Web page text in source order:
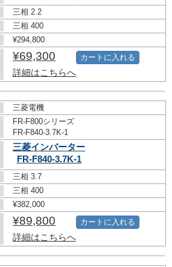
三相 2.2
三相 400
¥294,800
¥69,300
詳細はこちらへ
カートに入れる
三菱電機
FR-F800シリーズ
FR-F840-3.7K-1
三菱インバーター
FR-F840-3.7K-1
三相 3.7
三相 400
¥382,000
¥89,800
詳細はこちらへ
カートに入れる